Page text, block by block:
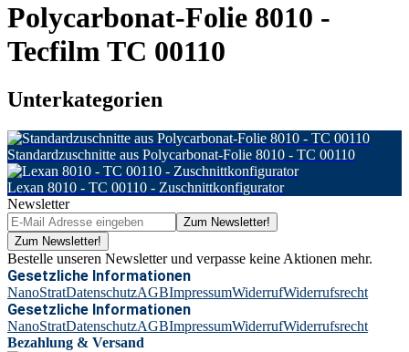
Polycarbonat-Folie 8010 -
Tecfilm TC 00110
Unterkategorien
Standardzuschnitte aus Polycarbonat-Folie 8010 - TC 00110
Lexan 8010 - TC 00110 - Zuschnittkonfigurator
Newsletter
Zum Newsletter!
Zum Newsletter!
Bestelle unseren Newsletter und verpasse keine Aktionen mehr.
Gesetzliche Informationen
NanoStratDatenschutzAGBImpressumWiderrufWiderrufsrecht
Gesetzliche Informationen
NanoStratDatenschutzAGBImpressumWiderrufWiderrufsrecht
Bezahlung & Versand